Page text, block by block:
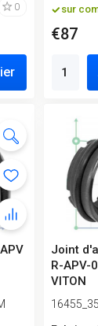
0 sur
€87
Joint
R-APV-
VITON